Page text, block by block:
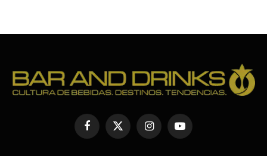
FacebookX
(Twitter)
InstagramYouTube